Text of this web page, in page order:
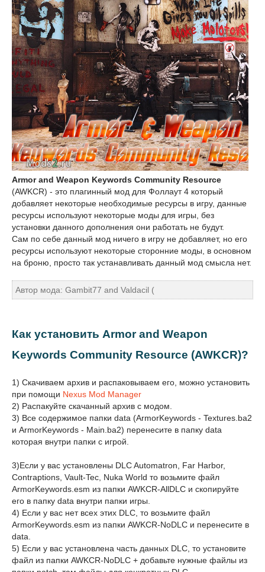
Armor and Weapon Keywords Community Resource
(AWKCR) - это плагинный мод для Фоллаут 4 который
добавляет некоторые необходимые ресурсы в игру, данные
ресурсы используют некоторые моды для игры, без
установки данного дополнения они работать не будут.
Сам по себе данный мод ничего в игру не добавляет, но его
ресурсы используют некоторые сторонние моды, в основном
на броню, просто так устанавливать данный мод смысла нет.
Автор мода: Gambit77 and Valdacil (
Как установить Armor and Weapon
Keywords Community Resource (AWKCR)?
1) Скачиваем архив и распаковываем его, можно установить
при помощи Nexus Mod Manager
2) Распакуйте скачанный архив с модом.
3) Все содержимое папки data (ArmorKeywords - Textures.ba2
и ArmorKeywords - Main.ba2) перенесите в папку data
которая внутри папки с игрой.
3)Если у вас установлены DLC Automatron, Far Harbor,
Contraptions, Vault-Tec, Nuka World то возьмите файл
ArmorKeywords.esm из папки AWKCR-AllDLC и скопируйте
его в папку data внутри папки игры.
4) Если у вас нет всех этих DLC, то возьмите файл
ArmorKeywords.esm из папки AWKCR-NoDLC и перенесите в
data.
5) Если у вас установлена часть данных DLC, то установите
файл из папки AWKCR-NoDLC + добавьте нужные файлы из